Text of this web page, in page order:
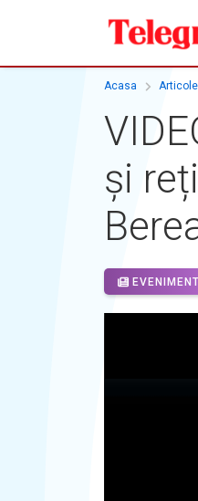
Acasa Articole
și
EVENIMENT